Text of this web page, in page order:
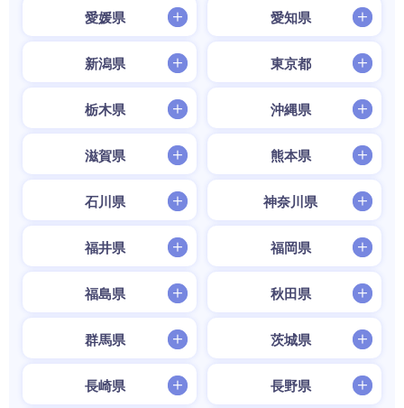
愛媛県 愛知県
新潟県 東京都
栃木県 沖縄県
滋賀県 熊本県
石川県 神奈川県
福井県 福岡県
福島県 秋田県
群馬県 茨城県
長崎県 長野県